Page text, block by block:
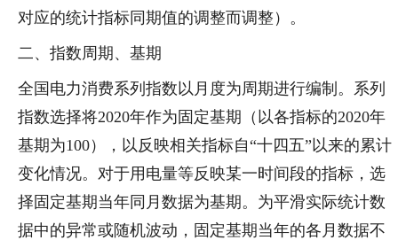
对应的统计指标同期值的调整而调整）。
二、指数周期、基期
全国电力消费系列指数以月度为周期进行编制。系列
指数选择将2020年作为固定基期（以各指标的2020年
基期为100），以反映相关指标自“十四五”以来的累计
变化情况。对于用电量等反映某一时间段的指标，选
择固定基期当年同月数据为基期。为平滑实际统计数
据中的异常或随机波动，固定基期当年的各月数据不